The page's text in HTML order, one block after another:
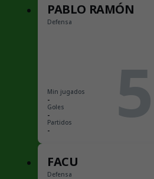
PABLO RAMÓN
Defensa
Min jugados
-
Goles
-
Partidos
-
5
FACU
Defensa